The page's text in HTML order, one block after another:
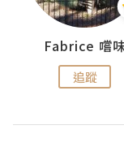
Fabrice 嚐
追蹤